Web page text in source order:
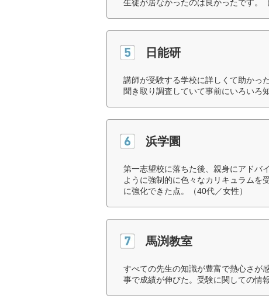
生徒が居なかったのは良かったです。
日能研
講師が受験する学校に詳しくて助かっ
聞き取り調査していて事前にいろいろ
浜学園
第一志望校に落ちた後、親身にアドバ
ように強制的に色々なカリキュラムを
に強化できた点。（40代／女性）
馬渕教室
すべての先生の知識が豊富で熱心さが
事で成績が伸びた。受験に関しての情